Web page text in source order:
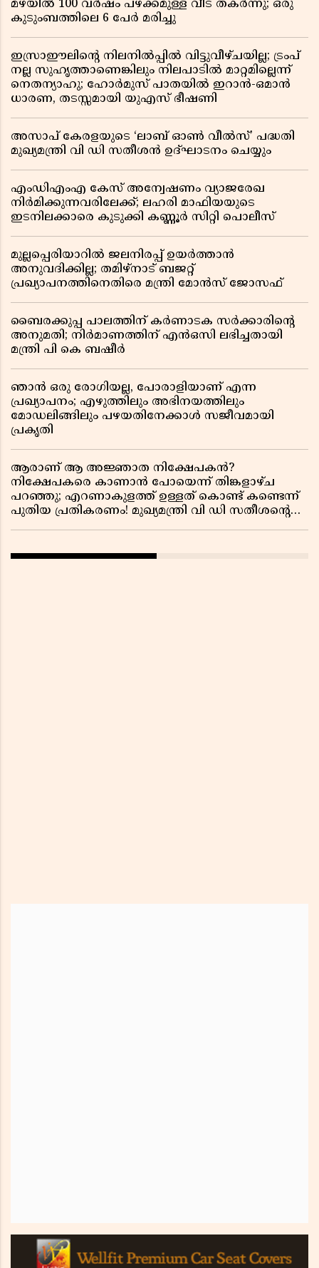
മഴയിൽ 100 വർഷം പഴക്കമുള്ള വീട് തകർന്നു; ഒരു
കുടുംബത്തിലെ 6 പേർ മരിച്ചു
ഇസ്രാഈലിന്റെ നിലനിൽപ്പിൽ വിട്ടുവീഴ്ചയില്ല; ട്രംപ്
നല്ല സുഹൃത്താണെങ്കിലും നിലപാടിൽ മാറ്റമില്ലെന്ന്
നെതന്യാഹു; ഹോർമുസ് പാതയിൽ ഇറാൻ-ഒമാൻ
ധാരണ, തടസ്സമായി യുഎസ് ഭീഷണി
അസാപ് കേരളയുടെ ‘ലാബ് ഓൺ വീൽസ്’ പദ്ധതി
മുഖ്യമന്ത്രി വി ഡി സതീശൻ ഉദ്ഘാടനം ചെയ്യും
എംഡിഎംഎ കേസ് അന്വേഷണം വ്യാജരേഖ
നിർമിക്കുന്നവരിലേക്ക്; ലഹരി മാഫിയയുടെ
ഇടനിലക്കാരെ കുടുക്കി കണ്ണൂർ സിറ്റി പൊലീസ്
മുല്ലപ്പെരിയാറിൽ ജലനിരപ്പ് ഉയർത്താൻ
അനുവദിക്കില്ല; തമിഴ്നാട് ബജറ്റ്
പ്രഖ്യാപനത്തിനെതിരെ മന്ത്രി മോൻസ് ജോസഫ്
ബൈരക്കുപ്പ പാലത്തിന് കർണാടക സർക്കാരിൻ്റെ
അനുമതി; നിർമാണത്തിന് എൻഒസി ലഭിച്ചതായി
മന്ത്രി പി കെ ബഷീർ
ഞാൻ ഒരു രോഗിയല്ല, പോരാളിയാണ് എന്ന
പ്രഖ്യാപനം; എഴുത്തിലും അഭിനയത്തിലും
മോഡലിങ്ങിലും പഴയതിനേക്കാൾ സജീവമായി
പ്രകൃതി
ആരാണ് ആ അജ്ഞാത നിക്ഷേപകൻ?
നിക്ഷേപകരെ കാണാൻ പോയെന്ന് തിങ്കളാഴ്ച
പറഞ്ഞു; എറണാകുളത്ത് ഉള്ളത് കൊണ്ട് കണ്ടെന്ന്
പുതിയ പ്രതികരണം! മുഖ്യമന്ത്രി വി ഡി സതീശന്റെ